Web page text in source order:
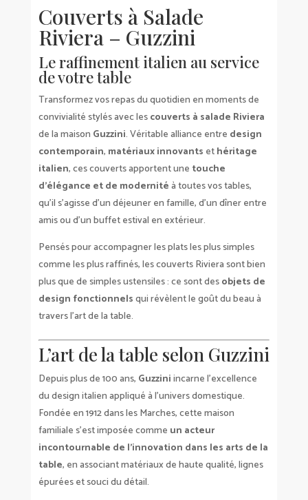
Couverts à Salade
Riviera – Guzzini
Le raffinement italien au service
de votre table
Transformez vos repas du quotidien en moments de
convivialité stylés avec lescouverts à salade Riviera
de la maison Guzzini. Véritable alliance entre design
contemporain, matériaux innovants ethéritage
italien, ces couverts apportent une touche
d’élégance et de modernitéà toutes vos tables,
qu’il s’agisse d’un déjeuner en famille, d’un dîner entre
amis ou d’un buffet estival en extérieur.
Pensés pour accompagner les plats les plus simples
comme les plus raffinés, les couverts Riviera sont bien
plus que de simples ustensiles : ce sont desobjets de
design fonctionnelsqui révèlent le goût du beau à
travers l’art de la table.
L’art de la table selon Guzzini
Depuis plus de 100 ans, Guzziniincarne l’excellence
du design italien appliqué à l’univers domestique.
Fondée en 1912 dans les Marches, cette maison
familiale s’est imposée comme un acteur
incontournable de l’innovation dans les arts de la
table, en associant matériaux de haute qualité, lignes
épurées et souci du détail.